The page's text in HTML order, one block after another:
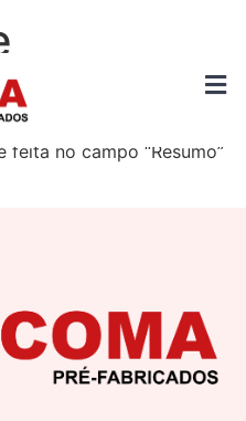
feita no campo “Resumo”